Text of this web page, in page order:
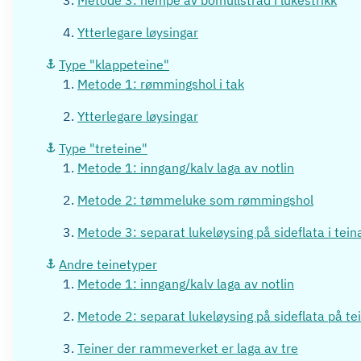
Ytterlegare løysingar
Type "klappeteine"
Metode 1: rømmingshol i tak
Ytterlegare løysingar
Type "treteine"
Metode 1: inngang/kalv laga av notlin
Metode 2: tømmeluke som rømmingshol
Metode 3: separat lukeløysing på sideflata i
Andre teinetyper
Metode 1: inngang/kalv laga av notlin
Metode 2: separat lukeløysing på sideflata på
Teiner der rammeverket er laga av tre